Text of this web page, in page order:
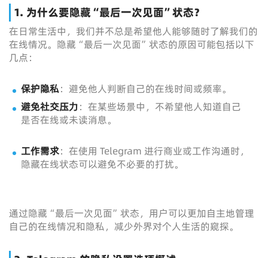
1. 为什么要隐藏“最后一次见面”状态？
在日常生活中，我们并不总是希望他人能够随时了解我们的
在线情况。隐藏“最后一次见面”状态的原因可能包括以下
几点：
保护隐私：避免他人判断自己的在线时间或频率。
避免社交压力：在某些场景中，不希望他人知道自己
是否在线或未读消息。
工作需求：在使用 Telegram 进行商业或工作沟通时，
隐藏在线状态可以避免不必要的打扰。
通过隐藏“最后一次见面”状态，用户可以更加自主地管理
自己的在线情况和隐私，减少外界对个人生活的窥探。